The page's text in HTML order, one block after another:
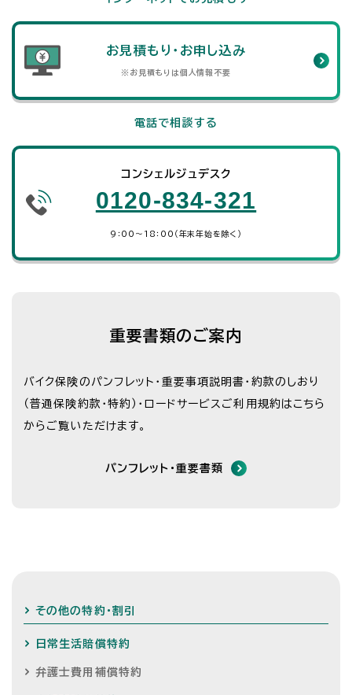
お見積もり・お申し込み
※お見積もりは個人情報不要
電話で相談する
コンシェルジュデスク
0120-834-321
9：00～18：00（年末年始を除く）
重要書類のご案内
バイク保険のパンフレット・重要事項説明書・約款のしおり
（普通保険約款・特約）・ ロードサービスご利用規約はこちら
からご覧いただけます。
パンフレット・重要書類
その他の特約・割引
日常生活賠償特約
弁護士費用補償特約